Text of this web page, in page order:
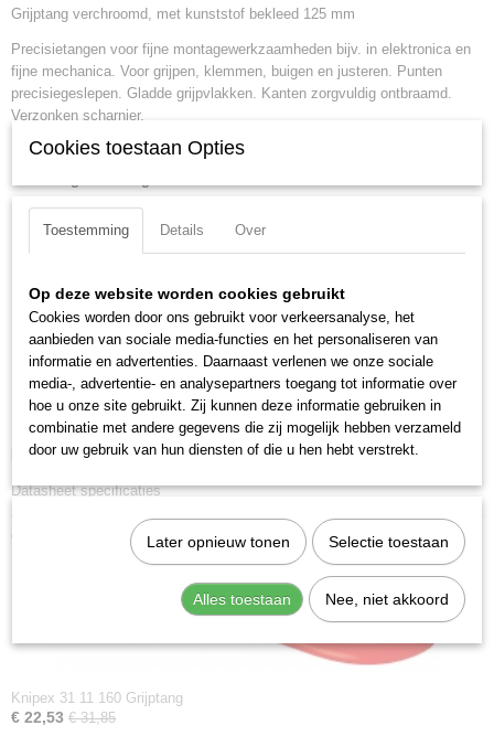
EAN code
Productcode leverancier
37 43 125
Netto gewicht
Bruto gewicht
0,08 Kg
Afmetingen (l,b,h)
13 x 5 x 1,20 cm
Grijptang verchroomd, met kunststof bekleed 125 mm
Precisietangen voor fijne montagewerkzaamheden bijv. in elektronica en
fijne mechanica. Voor grijpen, klemmen, buigen en justeren. Punten
precisiegeslepen. Gladde grijpvlakken. Kanten zorgvuldig ontbraamd.
Verzonken scharnier.
Lengte: 125 mm
Benen/handgrepen:
Kop afwerking:
verchroomd
14.5 mm
Bek lengte:
27 mm
Bek type:ronde bekken
Bek dikte:8 mm
DIN:DIN ISO 9655
Min. Punt dikte: 1 mm
Max. punt dikte:
Downloads:
Datasheet specificaties
Ook interessant
Knipex 31 11 160 Grijptang
€ 22,53 € 31,85
Cookies toestaan Opties
Toestemming Details Over
Op deze website worden cookies gebruikt
Cookies worden door ons gebruikt voor verkeersanalyse, het
aanbieden van sociale media-functies en het personaliseren van
informatie en advertenties. Daarnaast verlenen we onze sociale
media-, advertentie- en analysepartners toegang tot informatie over
hoe u onze site gebruikt. Zij kunnen deze informatie gebruiken in
combinatie met andere gegevens die zij mogelijk hebben verzameld
door uw gebruik van hun diensten of die u hen hebt verstrekt.
Later opnieuw tonen Selectie toestaan
Alles toestaan Nee, niet akkoord